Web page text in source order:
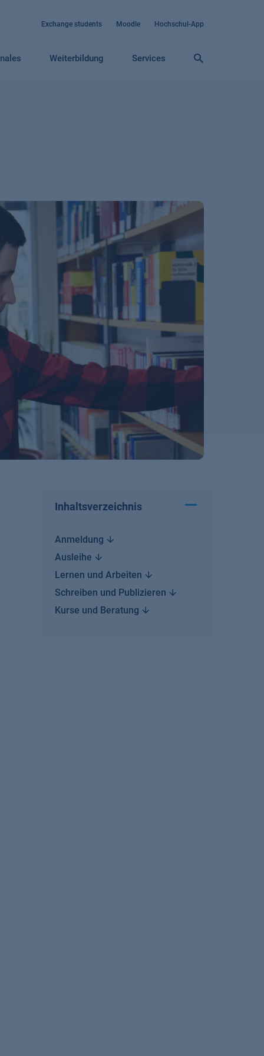
Exchange students Moodle Hochschul-App
Weiterbildung Services
Inhaltsverzeichnis
Anmeldung
Ausleihe
Lernen und Arbeiten
Schreiben und Publizieren
Kurse und Beratung